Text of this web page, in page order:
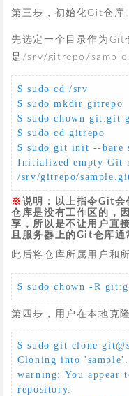
第三步，初始化Git仓库
先选定一个目录作为Git
是/srv/gitrepo/
$ sudo cd /srv
$ sudo mkdir gitrepo
$ sudo chown git:git
$ sudo cd gitrepo
$ sudo git init --bare
Initialized empty Git
/srv/gitrepo/
说明：以上指令Git会
仓库是没有工作区的，
享，所以是不让用户直
且服务器上的Git仓库通
此后将仓库所属用户和
$ sudo chown -R
第四步，用户在本地克
$ sudo git clone
Cloning into
warning: You appear
repository.